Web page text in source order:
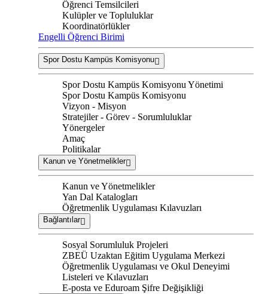
Öğrenci Temsilcileri
Kulüpler ve Topluluklar
Koordinatörlükler
Engelli Öğrenci Birimi
Spor Dostu Kampüs Komisyonu
Spor Dostu Kampüs Komisyonu Yönetimi
Spor Dostu Kampüs Komisyonu
Vizyon - Misyon
Stratejiler - Görev - Sorumluluklar
Yönergeler
Amaç
Politikalar
Kanun ve Yönetmelikler
Kanun ve Yönetmelikler
Yan Dal Katalogları
Öğretmenlik Uygulaması Kılavuzları
Bağlantılar
Sosyal Sorumluluk Projeleri
ZBEÜ Uzaktan Eğitim Uygulama Merkezi
Öğretmenlik Uygulaması ve Okul Deneyimi
Listeleri ve Kılavuzları
E-posta ve Eduroam Şifre Değişikliği